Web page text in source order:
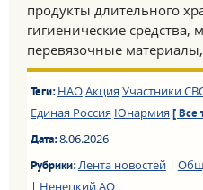
продукты длительного
гигиенические средства,
перевязочные
Теги: НАОАкция Участники
Единая Россия Юнармия [ Все
Дата:8.06.2026
Рубрики:Лента новостей|
| Ненецкий АО